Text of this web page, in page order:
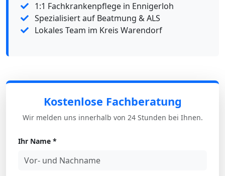
1:1 Fachkrankenpflege in Ennigerloh
Spezialisiert auf Beatmung & ALS
Lokales Team im Kreis Warendorf
Kostenlose Fachberatung
Wir melden uns innerhalb von 24 Stunden bei Ihnen.
Ihr Name *